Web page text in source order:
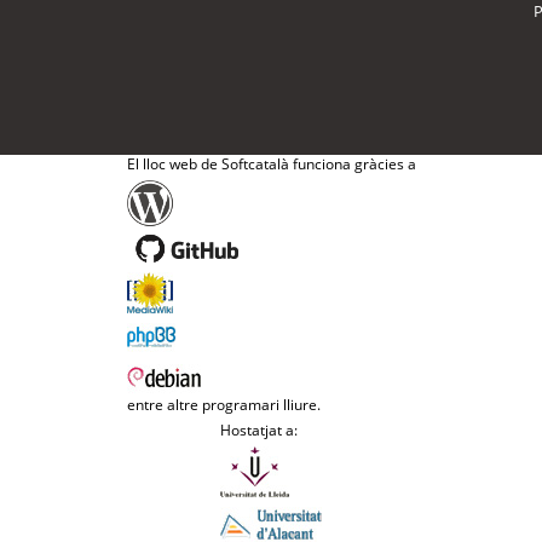
El lloc web de Softcatalà funciona gràcies a
entre altre programari lliure.
Hostatjat a: